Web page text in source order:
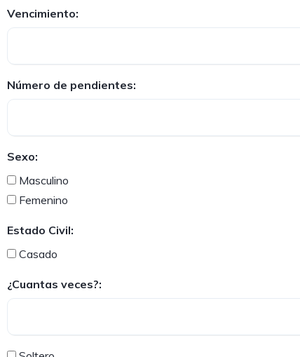
Vencimiento:
Número de pendientes:
Sexo:
Masculino
Femenino
Estado Civil:
Casado
¿Cuantas veces?: